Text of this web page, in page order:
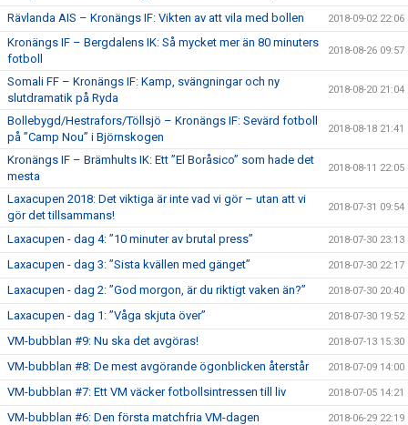
Rävlanda AIS – Kronängs IF: Vikten av att vila med bollen 2018-09-02 22:06
Kronängs IF – Bergdalens IK: Så mycket mer än 80 minuters
fotboll
2018-08-26 09:57
Somali FF – Kronängs IF: Kamp, svängningar och ny
slutdramatik på Ryda
2018-08-20 21:04
Bollebygd/Hestrafors/Töllsjö – Kronängs IF: Sevärd fotboll
på ”Camp Nou” i Björnskogen
2018-08-18 21:41
Kronängs IF – Brämhults IK: Ett ”El Boråsico” som hade det
mesta
2018-08-11 22:05
Laxacupen 2018: Det viktiga är inte vad vi gör – utan att vi
gör det tillsammans!
2018-07-31 09:54
Laxacupen - dag 4: ”10 minuter av brutal press” 2018-07-30 23:13
Laxacupen - dag 3: ”Sista kvällen med gänget” 2018-07-30 22:17
Laxacupen - dag 2: ”God morgon, är du riktigt vaken än?” 2018-07-30 20:40
Laxacupen - dag 1: ”Våga skjuta över” 2018-07-30 19:52
VM-bubblan #9: Nu ska det avgöras! 2018-07-13 15:30
VM-bubblan #8: De mest avgörande ögonblicken återstår 2018-07-09 14:00
VM-bubblan #7: Ett VM väcker fotbollsintressen till liv 2018-07-05 14:21
VM-bubblan #6: Den första matchfria VM-dagen 2018-06-29 22:19